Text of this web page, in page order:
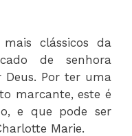
clássicos da
de senhora
Deus. Por ter uma
marcante, este é
e que pode ser
Marie.